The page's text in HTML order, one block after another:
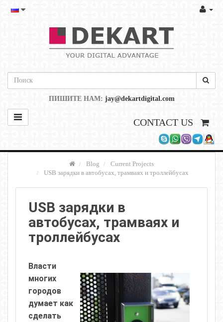
ПИШИТЕ НАМ: jay@dekartdigital.com
CONTACT US
Blog
Current Projects
USB зарядки в автобусах, трамваях и троллейбусах
USB зарядки в
автобусах, трамваях и
троллейбусах
Власти
многих
городов
думает как
сделать